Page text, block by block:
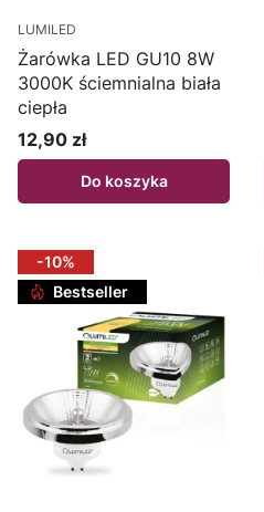
LUMILED
Żarówka LED GU10 8W
3000K ściemnialna biała
ciepła
Cena
12,90 zł
Do koszyka
-10%
Bestseller